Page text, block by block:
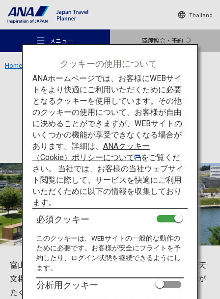
Thailand
メニュー 空席照会・予約
おすすめの旅
旅のアイデア
行き先
旅のお役立ち情報
ANA サービス
Home 中部エリア 富岩運河環水公園
アクティビティ 富山
富岩運河環水公園
富山県富山市の富岩運河環水公園は、富山県美術館・天
文橋・富岩運河・富岩水上ラインなど美しい観光名所が
たくさん。
クッキーの使用について
ANAホームページでは、お客様にWEBサイ
トをより快適にご利用いただくために必要
となるクッキーを使用しています。その他
のクッキーの使用について、お客様が自由
に決めることができますが、WEBサイトの
いくつかの機能が享受できなくなる場合が
あります。詳細は、 ANAクッキー
（Cookie）ポリシーについて
をご覧くだ
さい。 当社では、お客様の当社ウェブサイ
ト閲覧に際して、サービスを快適にご利用
いただくために以下の情報を収集しており
ます。
必須クッキー
このクッキーは、WEBサイトの一般的な動作の
ために必要です。お客様が安全にフライトを予
約したり、ログイン状態を継続できるようにし
ます。
分析用クッキー